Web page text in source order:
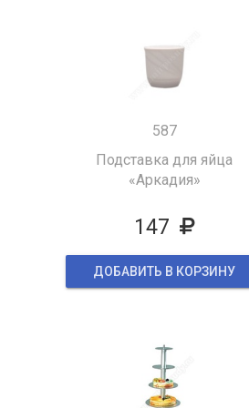
587
Подставка для яйца
«Аркадия»
147
ДОБАВИТЬ В КОРЗИНУ